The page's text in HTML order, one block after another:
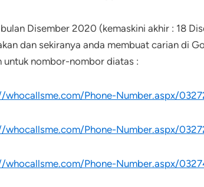
Disember 2020 (kemaskini akhir : 18
dan sekiranya anda membuat carian di
untuk nombor-nombor diatas :
whocallsme.com/Phone-Number.aspx/
whocallsme.com/Phone-Number.aspx/
whocallsme.com/Phone-Number.aspx/